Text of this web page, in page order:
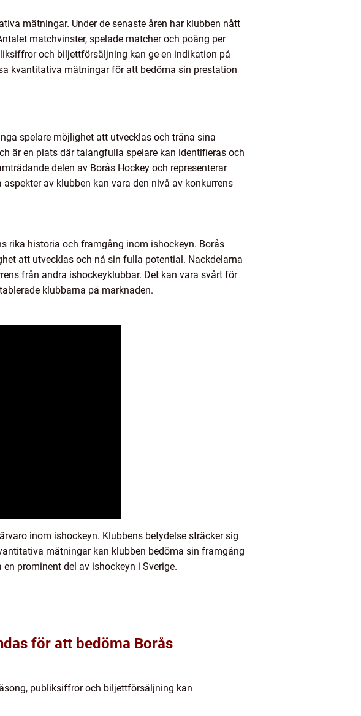
mätningar. Under de senaste åren har klubben nått
matchvinster, spelade matcher och poäng per
och biljettförsäljning kan ge en indikation på
kvantitativa mätningar för att bedöma sin prestation
spelare möjlighet att utvecklas och träna sina
är en plats där talangfulla spelare kan identifieras och
delen av Borås Hockey och representerar
av klubben kan vara den nivå av konkurrens
rika historia och framgång inom ishockeyn. Borås
att utvecklas och nå sin fulla potential. Nackdelarna
från andra ishockeyklubbar. Det kan vara svårt för
klubbarna på marknaden.
inom ishockeyn. Klubbens betydelse sträcker sig
mätningar kan klubben bedöma sin framgång
prominent del av ishockeyn i Sverige.
för att bedöma Borås
publiksiffror och biljettförsäljning kan